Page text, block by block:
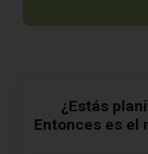
¿Estás
Entonces es el